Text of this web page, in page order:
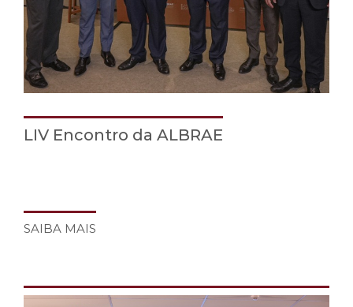
LIV Encontro da ALBRAE
SAIBA MAIS